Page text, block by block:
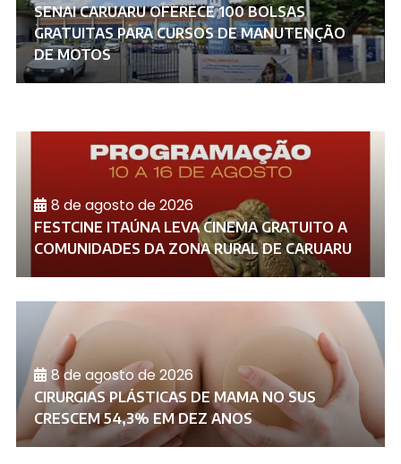
SENAI CARUARU OFERECE 100 BOLSAS
GRATUITAS PARA CURSOS DE MANUTENÇÃO
DE MOTOS
8 de agosto de 2026
FESTCINE ITAÚNA LEVA CINEMA GRATUITO A
COMUNIDADES DA ZONA RURAL DE CARUARU
8 de agosto de 2026
CIRURGIAS PLÁSTICAS DE MAMA NO SUS
CRESCEM 54,3% EM DEZ ANOS